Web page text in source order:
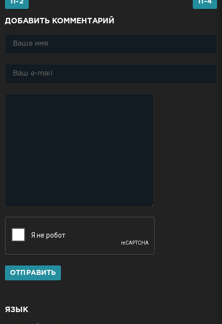
11-2 11-4
ДОБАВИТЬ КОММЕНТАРИЙ
ОТПРАВИТЬ
ЯЗЫК